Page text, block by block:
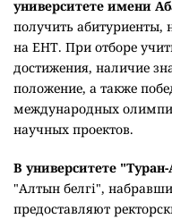
университете имени
получить абитуриенты,
на ЕНТ. При отборе
достижения, наличие
положение, а также
международных
научных проектов.
В университете
"Алтын белгі",
предоставляют